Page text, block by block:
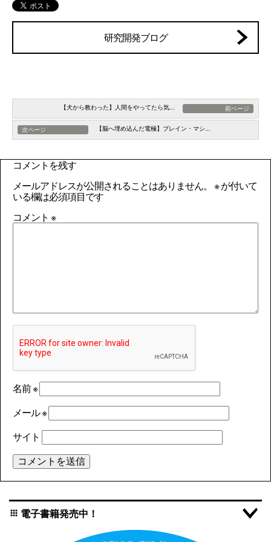
研究開発ブログ
【犬から教わった】人間をやってたら気... 前ページ
次ページ 【脳へ埋め込んだ電極】ブレイン・マシ...
コメントを残す
メールアドレスが公開されることはありません。 ※が付いて
いる欄は必須項目です
コメント ※
名前※
メール※
サイト
apps 電子書籍発売中！